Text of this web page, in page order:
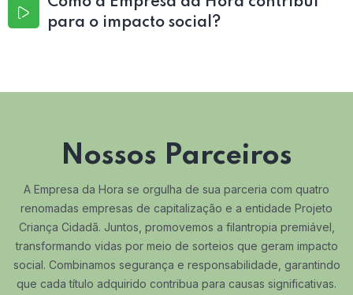
para o impacto social?
Nossos Parceiros
A Empresa da Hora se orgulha de sua parceria com quatro
renomadas empresas de capitalização e a entidade Projeto
Criança Cidadã. Juntos, promovemos a filantropia premiável,
transformando vidas por meio de sorteios que geram impacto
social. Combinamos segurança e responsabilidade, garantindo
que cada título adquirido contribua para causas significativas.